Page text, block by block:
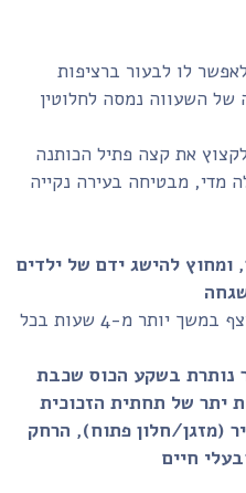
לו לבעור ברציפות
של השעווה נמסה לחלוטין
את קצה פתיל הכותנה
גדולה מדי, מבטיחה בעירה נקייה
ומחוץ להישג ידם של ילדים
אין להשאיר את הנר דולק ברצף במשך יותר מ-4 שעות בכל
נותרת בשקע הכוס שכבת
(מזגן/חלון פתוח), הרחק